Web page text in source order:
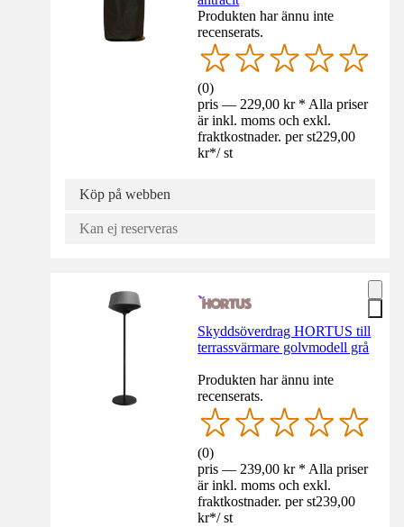
Produkten har ännu inte
recenserats.
(0)
pris — 229,00 kr * Alla priser
är inkl. moms och exkl.
fraktkostnader. per st229,00
kr*/ st
Köp på webben
Kan ej reserveras
Skyddsöverdrag HORTUS till
terrassvärmare golvmodell grå
Produkten har ännu inte
recenserats.
(0)
pris — 239,00 kr * Alla priser
är inkl. moms och exkl.
fraktkostnader. per st239,00
kr*/ st